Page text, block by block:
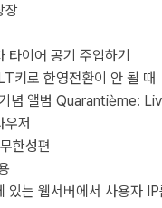
장
타이어 공기 주입하기
키로 한영전환이 안 될 때
념 앨범 Quarantième:
저
한성편
있는 웹서버에서 사용자 IP